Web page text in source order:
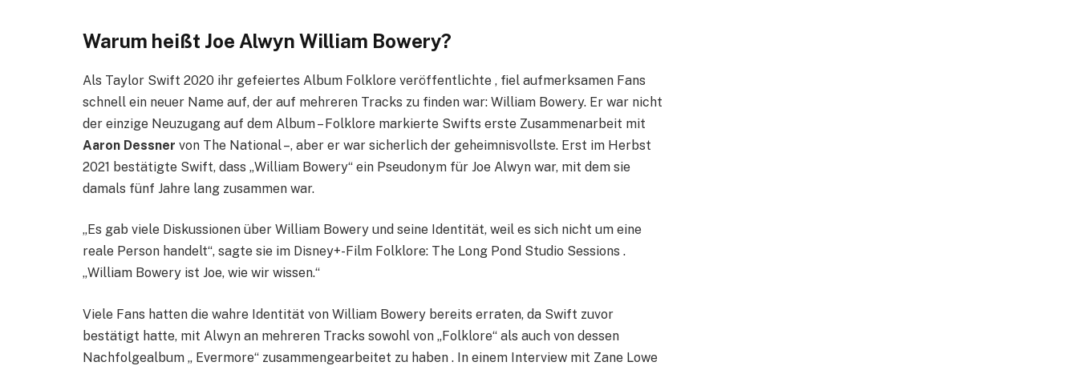
Warum heißt Joe Alwyn William Bowery?
Als Taylor Swift 2020 ihr gefeiertes Album Folklore veröffentlichte , fiel aufmerksamen Fans
schnell ein neuer Name auf, der auf mehreren Tracks zu finden war: William Bowery. Er war nicht
der einzige Neuzugang auf dem Album – Folklore markierte Swifts erste Zusammenarbeit mit
Aaron Dessner von The National –, aber er war sicherlich der geheimnisvollste. Erst im Herbst
2021 bestätigte Swift, dass „William Bowery“ ein Pseudonym für Joe Alwyn war, mit dem sie
damals fünf Jahre lang zusammen war.
„Es gab viele Diskussionen über William Bowery und seine Identität, weil es sich nicht um eine
reale Person handelt“, sagte sie im Disney+-Film Folklore: The Long Pond Studio Sessions .
„William Bowery ist Joe, wie wir wissen.“
Viele Fans hatten die wahre Identität von William Bowery bereits erraten, da Swift zuvor
bestätigt hatte, mit Alwyn an mehreren Tracks sowohl von „Folklore“ als auch von dessen
Nachfolgealbum „ Evermore“ zusammengearbeitet zu haben . In einem Interview mit Zane Lowe